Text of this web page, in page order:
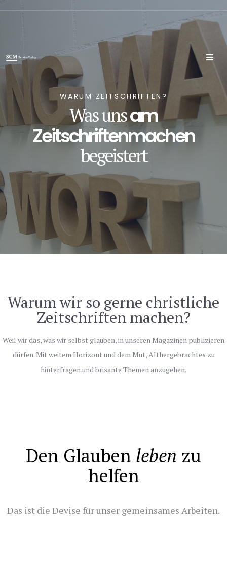
WARUM ZEITSCHRIFTEN?
Was unsam
Zeitschriftenmachen
begeistert
Warum wir so gerne christliche
Zeitschriften machen?
Weil wir das, was wir selbst glauben, in unseren Magazinen publizieren
dürfen. Mit weitem Horizont und dem Mut, Althergebrachtes zu
hinterfragen und brisante Themen anzugehen.
Den Glauben leben zu
helfen
Das ist die Devise für unser gemeinsames Arbeiten.